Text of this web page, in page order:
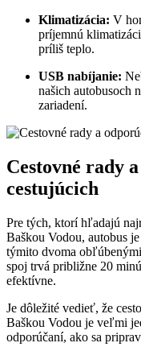
Klimatizácia: V
príjemnú
príliš teplo.
USB nabíjanie:
našich autobusoch
zariadení.
Cestovné rady
cestujúcich
Pre tých, ktorí hľadajú
Baškou Vodou, autobus
týmito dvoma
spoj trvá približne 20
efektívne.
Je dôležité vedieť, že
Baškou Vodou je veľmi
odporúčaní, ako sa